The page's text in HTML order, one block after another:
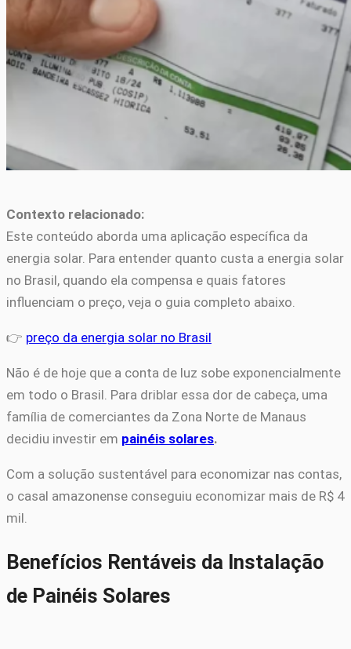
Contexto relacionado:
Este conteúdo aborda uma aplicação específica da
energia solar. Para entender quanto custa a energia solar
no Brasil, quando ela compensa e quais fatores
influenciam o preço, veja o guia completo abaixo.
👉 preço da energia solar no Brasil
Não é de hoje que a conta de luz sobe exponencialmente
em todo o Brasil. Para driblar essa dor de cabeça, uma
família de comerciantes da Zona Norte de Manaus
decidiu investir em painéis solares.
Com a solução sustentável para economizar nas contas,
o casal amazonense conseguiu economizar mais de R$ 4
mil.
Benefícios Rentáveis da Instalação
de Painéis Solares